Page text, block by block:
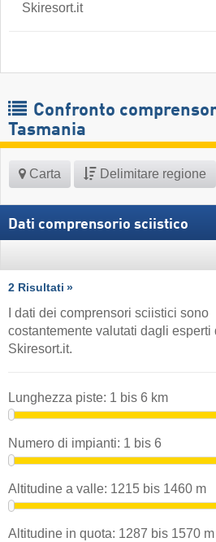
Skiresort.it
Confronto
Tasmania
Carta Delimitare regione
Dati comprensorio sciistico
2 Risultati
I dati dei comprensori sciistici sono
costantemente valutati dagli esperti
Skiresort.it.
Lunghezza piste: 1 bis 6 km
Numero di impianti: 1 bis 6
Altitudine a valle: 1215 bis 1460 m
Altitudine in quota: 1287 bis 1570 m